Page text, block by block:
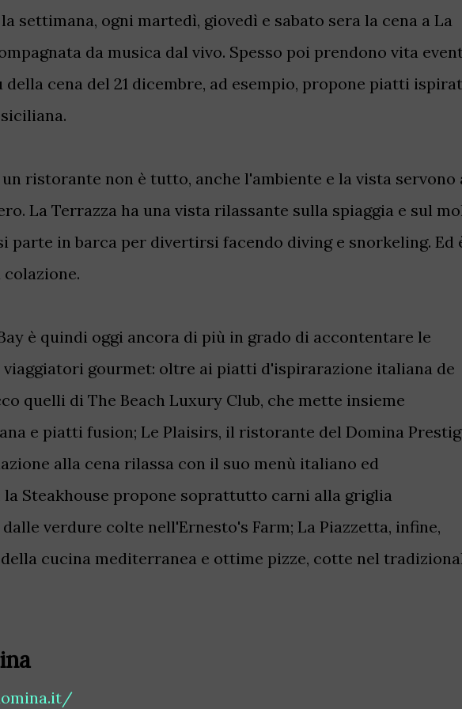
settimana, ogni martedì, giovedì e sabato sera la cena a La
da musica dal vivo. Spesso poi prendono vita
della cena del 21 dicembre, ad esempio, propone piatti
ristorante non è tutto, anche l'ambiente e la vista servono
La Terrazza ha una vista rilassante sulla spiaggia e sul
parte in barca per divertirsi facendo diving e snorkeling. Ed
è quindi oggi ancora di più in grado di accontentare le
gourmet: oltre ai piatti d'ispirarazione italiana de
quelli di The Beach Luxury Club, che mette insieme
e piatti fusion; Le Plaisirs, il ristorante del Domina
alla cena rilassa con il suo menù italiano ed
la Steakhouse propone soprattutto carni alla griglia
verdure colte nell'Ernesto's Farm; La Piazzetta, infine,
cucina mediterranea e ottime pizze, cotte nel